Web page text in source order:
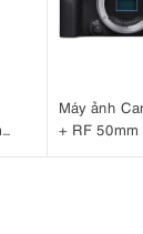
Giảm thiểu
hạt và cân
Máy ảnh
+ RF 50mm